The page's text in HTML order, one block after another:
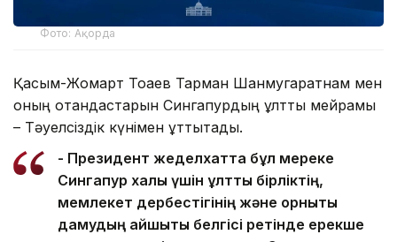
Фото: Ақорда
Қасым-Жомарт Тоқаев Тарман Шанмугаратнам мен
оның отандастарын Сингапурдың ұлттық мейрамы
– Тәуелсіздік күнімен құттықтады.
- Президент жеделхатта бұл мереке
Сингапур халқы үшін ұлттық бірліктің,
мемлекет дербестігінің және орнықты
дамудың айшықты белгісі ретінде ерекше